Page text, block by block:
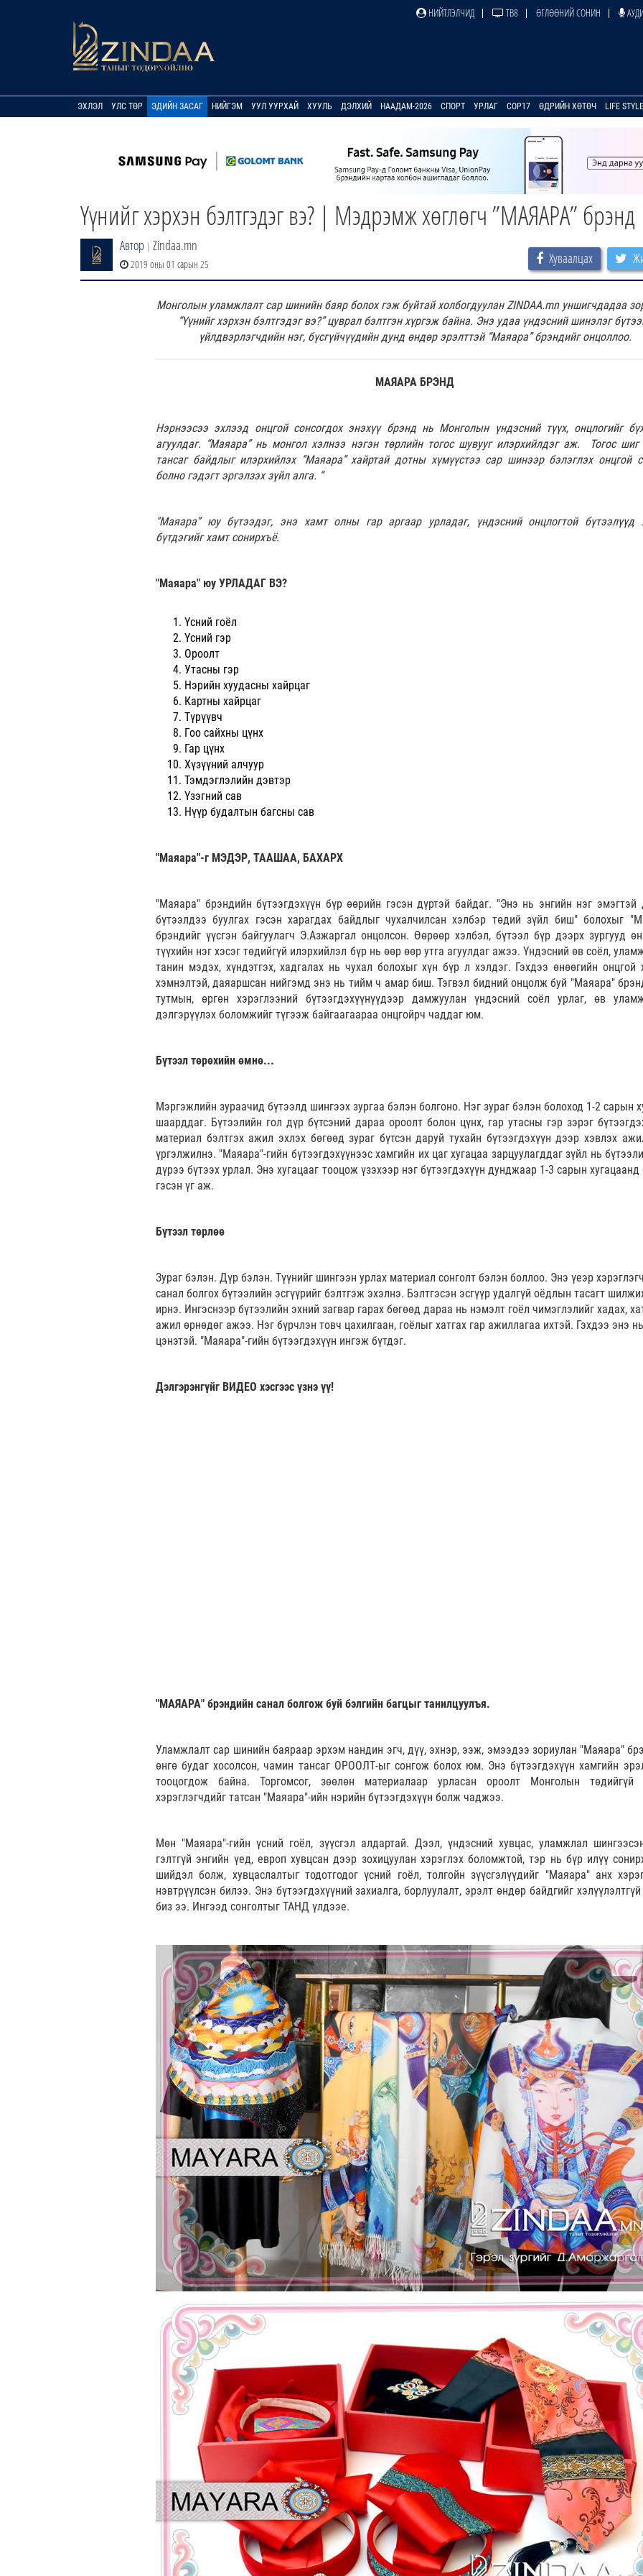
НИЙТЛЭЛЧИД ТВ8 ӨГЛӨӨНИЙ СОНИН
ЭХЛЭЛ УЛС ТӨР ЭДИЙН ЗАСАГ НИЙГЭМ УУЛ УУРХАЙ ХУУЛЬ ДЭЛХИЙ НААДАМ-2026 СПОРТ УРЛАГ COP17 ӨДРИЙН ХӨТӨЧ LIFE STYLE
Үүнийг хэрхэн бэлтгэдэг вэ? | Мэдрэмж хөглөгч ”МАЯАРА” брэнд
Автор | Zindaa.mn
2019 оны 01 сарын 25 Хуваалцах
Монголын уламжлалт сар шинийн баяр болох гэж буйтай холбогдуулан ZINDAA.mn уншигчдадаа
“Үүнийг хэрхэн бэлтгэдэг вэ?” цуврал бэлтгэн хүргэж байна. Энэ удаа үндэсний шинэлэг
үйлдвэрлэгчдийн нэг, бүсгүйчүүдийн дунд өндөр эрэлттэй “Маяара” брэндийг онцоллоо.
МАЯАРА БРЭНД
Нэрнээсээ эхлээд онцгой сонсогдох энэхүү брэнд нь Монголын үндэсний түүх, онцлогийг
агуулдаг. “Маяара” нь монгол хэлнээ нэгэн төрлийн тогос шувууг илэрхийлдэг аж. Тогос
тансаг байдлыг илэрхийлэх “Маяара” хайртай дотны хүмүүстээ сар шинээр бэлэглэх онцгой
болно гэдэгт эргэлзэх зүйл алга. “
"Маяара” юу бүтээдэг, энэ хамт олны гар аргаар урладаг, үндэсний онцлогтой бүтээлүүд
бүтдэгийг хамт сонирхъё.
"Маяара" юу УРЛАДАГ ВЭ?
Үсний гоёл
Үсний гэр
Ороолт
Утасны гэр
Нэрийн хуудасны хайрцаг
Картны хайрцаг
Түрүүвч
Гоо сайхны цүнх
Гар цүнх
Хүзүүний алчуур
Тэмдэглэлийн дэвтэр
Үзэгний сав
Нүүр будалтын багсны сав
"Маяара"-г МЭДЭР, ТААШАА, БАХАРХ
"Маяара" брэндийн бүтээгдэхүүн бүр өөрийн гэсэн дүртэй байдаг. "Энэ нь энгийн нэг эмэгтэй
бүтээлдээ буулгах гэсэн харагдах байдлыг чухалчилсан хэлбэр төдий зүйл биш" болохыг
брэндийг үүсгэн байгуулагч Э.Азжаргал онцолсон. Өөрөөр хэлбэл, бүтээл бүр дээрх зургууд
түүхийн нэг хэсэг төдийгүй илэрхийлэл бүр нь өөр өөр утга агуулдаг ажээ. Үндэсний өв соёл,
танин мэдэх, хүндэтгэх, хадгалах нь чухал болохыг хүн бүр л хэлдэг. Гэхдээ өнөөгийн онцгой
хэмнэлтэй, даяаршсан нийгэмд энэ нь тийм ч амар биш. Тэгвэл бидний онцолж буй "Маяара"
тутмын, өргөн хэрэглээний бүтээгдэхүүнүүдээр дамжуулан үндэсний соёл урлаг, өв
дэлгэрүүлэх боломжийг түгээж байгаагаараа онцгойрч чаддаг юм.
Бүтээл төрөхийн өмнө...
Мэргэжлийн зураачид бүтээлд шингээх зургаа бэлэн болгоно. Нэг зураг бэлэн болоход 1-2 сарын
шаарддаг. Бүтээлийн гол дүр бүтсэний дараа ороолт болон цүнх, гар утасны гэр зэрэг
материал бэлтгэх ажил эхлэх бөгөөд зураг бүтсэн даруй тухайн бүтээгдэхүүн дээр хэвлэх
үргэлжилнэ. "Маяара"-гийн бүтээгдэхүүнээс хамгийн их цаг хугацаа зарцуулагддаг зүйл нь
дүрээ бүтээх урлал. Энэ хугацааг тооцож үзэхээр нэг бүтээгдэхүүн дунджаар 1-3 сарын хугацаанд
гэсэн үг аж.
Бүтээл төрлөө
Зураг бэлэн. Дүр бэлэн. Түүнийг шингээн урлах материал сонголт бэлэн боллоо. Энэ үеэр
санал болгох бүтээлийн эсгүүрийг бэлтгэж эхэлнэ. Бэлтгэсэн эсгүүр удалгүй оёдлын тасагт
ирнэ. Ингэснээр бүтээлийн эхний загвар гарах бөгөөд дараа нь нэмэлт гоёл чимэглэлийг хадах,
ажил өрнөдөг ажээ. Нэг бүрчлэн товч цахилгаан, гоёлыг хатгах гар ажиллагаа ихтэй. Гэхдээ энэ
цэнэтэй. "Маяара"-гийн бүтээгдэхүүн ингэж бүтдэг.
Дэлгэрэнгүйг ВИДЕО хэсгээс үзнэ үү!
"МАЯАРА" брэндийн санал болгож буй бэлгийн багцыг танилцуулъя.
Уламжлалт сар шинийн баяраар эрхэм нандин эгч, дүү, эхнэр, ээж, эмээдээ зориулан "Маяара"
өнгө будаг хосолсон, чамин тансаг ОРООЛТ-ыг сонгож болох юм. Энэ бүтээгдэхүүн хамгийн
тооцогдож байна. Торгомсог, зөөлөн материалаар урласан ороолт Монголын төдийгүй
хэрэглэгчдийг татсан "Маяара"-ийн нэрийн бүтээгдэхүүн болж чаджээ.
Мөн "Маяара"-гийн үсний гоёл, зүүсгэл алдартай. Дээл, үндэсний хувцас, уламжлал
гэлтгүй энгийн үед, европ хувцсан дээр зохицуулан хэрэглэх боломжтой, тэр нь бүр илүү
шийдэл болж, хувцаслалтыг тодотгодог үсний гоёл, толгойн зүүсгэлүүдийг "Маяара" анх
нэвтрүүлсэн билээ. Энэ бүтээгдэхүүний захиалга, борлуулалт, эрэлт өндөр байдгийг
биз ээ. Ингээд сонголтыг ТАНД үлдээе.